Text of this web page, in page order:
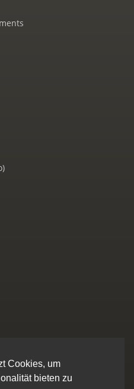
Cookies, um
bieten zu